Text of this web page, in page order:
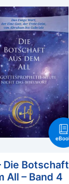
Die Botschaft
All – Band 4